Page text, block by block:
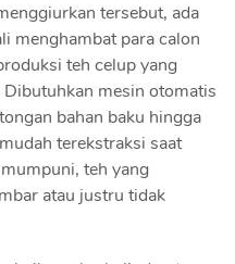
tersebut, ada
menghambat para calon
teh celup yang
mesin otomatis
bahan baku hingga
terekstraksi saat
teh yang
atau justru tidak